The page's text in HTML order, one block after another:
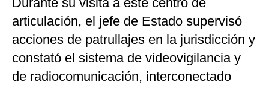
articulación, el jefe de Estado supervisó
acciones de patrullajes en la jurisdicción y
constató el sistema de videovigilancia y
de radiocomunicación, interconectado